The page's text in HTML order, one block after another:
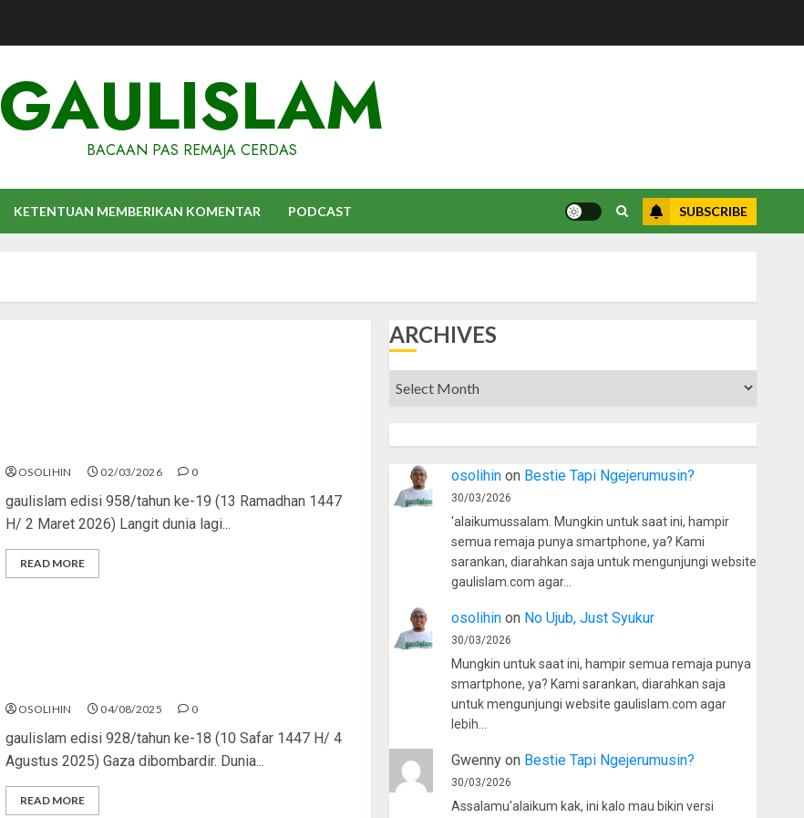
GAULISLAM
BACAAN PAS REMAJA CERDAS
KETENTUAN MEMBERIKAN KOMENTAR PODCAST SUBSCRIBE
OSOLIHIN 02/03/2026 0
gaulislam edisi 958/tahun ke-19 (13 Ramadhan 1447
H/ 2 Maret 2026) Langit dunia lagi...
READ MORE
OSOLIHIN 04/08/2025 0
gaulislam edisi 928/tahun ke-18 (10 Safar 1447 H/ 4
Agustus 2025) Gaza dibombardir. Dunia...
READ MORE
ARCHIVES
Archives
osolihinon Bestie Tapi Ngejerumusin?
30/03/2026
'alaikumussalam. Mungkin untuk saat ini, hampir
semua remaja punya smartphone, ya? Kami
sarankan, diarahkan saja untuk mengunjungi website
gaulislam.com agar…
osolihinon No Ujub, Just Syukur
30/03/2026
Mungkin untuk saat ini, hampir semua remaja punya
smartphone, ya? Kami sarankan, diarahkan saja
untuk mengunjungi website gaulislam.com agar
lebih…
Gwennyon Bestie Tapi Ngejerumusin?
30/03/2026
Assalamu'alaikum kak, ini kalo mau bikin versi